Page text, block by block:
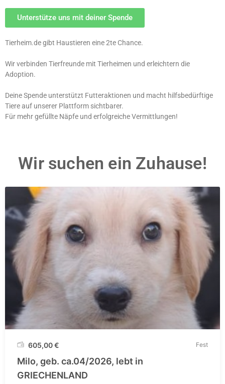
Unterstütze uns mit deiner Spende
Tierheim.degibt Haustieren eine 2te Chance.
Wir verbinden Tierfreunde mit Tierheimen und erleichtern die
Adoption.
Deine Spende unterstützt Futteraktionen und macht hilfsbedürftige
Tiere auf unserer Plattform sichtbarer.
Für mehr gefüllte Näpfe und erfolgreiche Vermittlungen!
Wir suchen ein Zuhause!
605,00€ Fest
Milo, geb. ca.04/2026, lebt in
GRIECHENLAND